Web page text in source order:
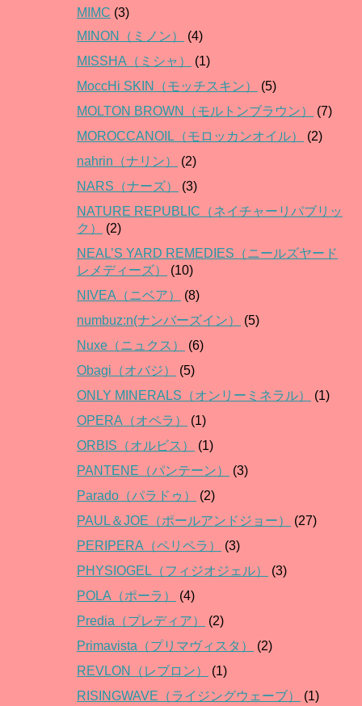
MIMC (3)
MINON（ミノン）
(4)
MISSHA（ミシャ）
(1)
MoccHi SKIN（モッチスキン）
(5)
MOLTON BROWN（モルトンブラウン）
(7)
MOROCCANOIL（モロッカンオイル）
(2)
nahrin（ナリン）
(2)
NARS（ナーズ）
(3)
NATURE REPUBLIC（ネイチャーリパブリッ
ク）
(2)
NEAL’S YARD REMEDIES（ニールズヤード
レメディーズ）
(10)
NIVEA（ニベア）
(8)
numbuz:n(ナンバーズイン）
(5)
Nuxe（ニュクス）
(6)
Obagi（オバジ）
(5)
ONLY MINERALS（オンリーミネラル）
(1)
OPERA（オペラ）
(1)
ORBIS（オルビス）
(1)
PANTENE（パンテーン）
(3)
Parado（パラドゥ）
(2)
PAUL＆JOE（ポールアンドジョー）
(27)
PERIPERA（ペリペラ）
(3)
PHYSIOGEL（フィジオジェル）
(3)
POLA（ポーラ）
(4)
Predia（プレディア）
(2)
Primavista（プリマヴィスタ）
(2)
REVLON（レブロン）
(1)
RISINGWAVE（ライジングウェーブ）
(1)